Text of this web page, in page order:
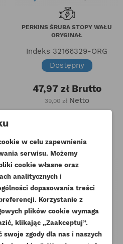
PERKINS ŚRUBA STOPY WAŁU
ORYGINAŁ
Indeks 32166329-ORG
Dostępny
47,97 złBrutto
39,00 zł Netto
w celu zapewnienia
serwisu. Możemy
cookie własne oraz
analitycznych i
dopasowania treści
Korzystanie z
plików cookie wymaga
klikając „Zaakceptuj”.
swoje zgody dla nas i naszych